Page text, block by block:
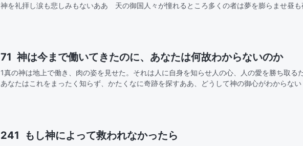
神を礼拝し涙も悲しみもないああ 天の御国人々が憧れるところ多くの者は夢を膨らませ昼も
71 神は今まで働いてきたのに、あなたは何故わからないのか
1真の神は地上で働き、肉の姿を見せた。それは人に自身を知らせ人の心、人の愛を勝ち取る
あなたはこれをまったく知らず、かたくなに奇跡を探すああ、どうして神の御心がわからな
241 もし神によって救われなかったら